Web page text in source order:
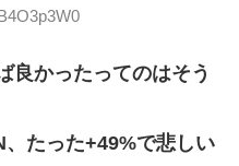
良かったってのはそう
たった+49%で悲しい